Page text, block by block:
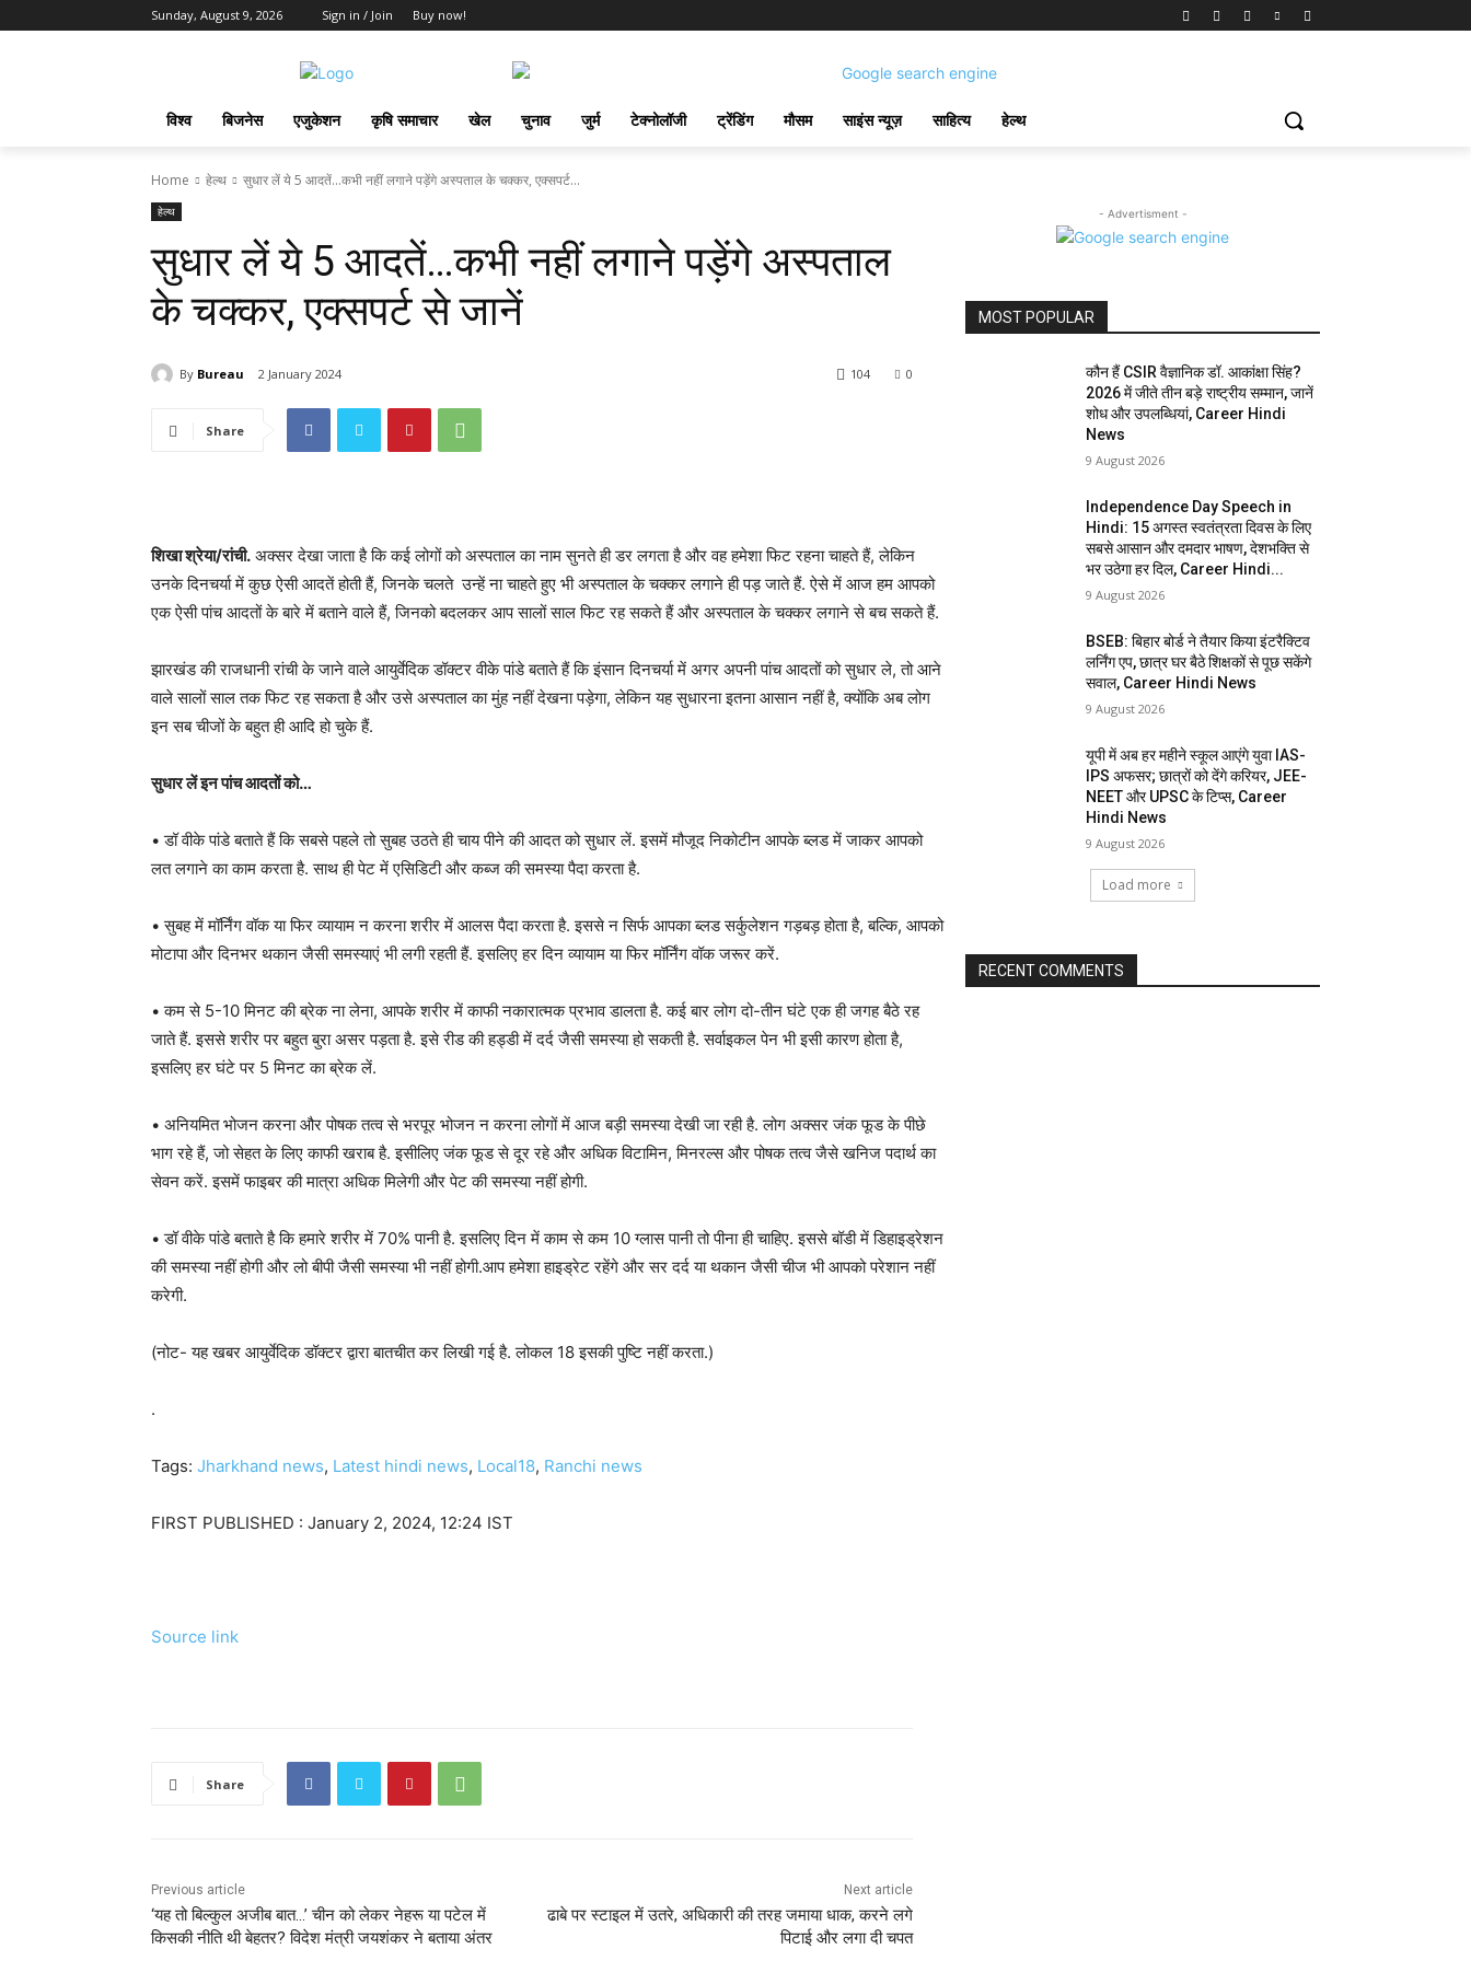
Sunday, August 9, 2026 Sign in / Join Buy now!
विश्व बिजनेस एजुकेशन कृषि समाचार खेल चुनाव जुर्म टेक्नोलॉजी ट्रेंडिंग मौसम साइंस न्यूज़ साहित्य हेल्थ
Home हेल्थ सुधार लें ये 5 आदतें...कभी नहीं लगाने पड़ेंगे अस्पताल के चक्कर, एक्सपर्ट...
हेल्थ
सुधार लें ये 5 आदतें…कभी नहीं लगाने पड़ेंगे अस्पताल
के चक्कर, एक्सपर्ट से जानें
By Bureau 2 January 2024 0
104
Share
शिखा श्रेया/रांची. अक्सर देखा जाता है कि कई लोगों को अस्पताल का नाम सुनते ही डर लगता है और वह हमेशा फिट रहना चाहते हैं, लेकिन
उनके दिनचर्या में कुछ ऐसी आदतें होती हैं, जिनके चलते उन्हें ना चाहते हुए भी अस्पताल के चक्कर लगाने ही पड़ जाते हैं. ऐसे में आज हम आपको
एक ऐसी पांच आदतों के बारे में बताने वाले हैं, जिनको बदलकर आप सालों साल फिट रह सकते हैं और अस्पताल के चक्कर लगाने से बच सकते हैं.
झारखंड की राजधानी रांची के जाने वाले आयुर्वेदिक डॉक्टर वीके पांडे बताते हैं कि इंसान दिनचर्या में अगर अपनी पांच आदतों को सुधार ले, तो आने
वाले सालों साल तक फिट रह सकता है और उसे अस्पताल का मुंह नहीं देखना पड़ेगा, लेकिन यह सुधारना इतना आसान नहीं है, क्योंकि अब लोग
इन सब चीजों के बहुत ही आदि हो चुके हैं.
सुधार लें इन पांच आदतों को…
• डॉ वीके पांडे बताते हैं कि सबसे पहले तो सुबह उठते ही चाय पीने की आदत को सुधार लें. इसमें मौजूद निकोटीन आपके ब्लड में जाकर आपको
लत लगाने का काम करता है. साथ ही पेट में एसिडिटी और कब्ज की समस्या पैदा करता है.
• सुबह में मॉर्निंग वॉक या फिर व्यायाम न करना शरीर में आलस पैदा करता है. इससे न सिर्फ आपका ब्लड सर्कुलेशन गड़बड़ होता है, बल्कि, आपको
मोटापा और दिनभर थकान जैसी समस्याएं भी लगी रहती हैं. इसलिए हर दिन व्यायाम या फिर मॉर्निंग वॉक जरूर करें.
• कम से 5-10 मिनट की ब्रेक ना लेना, आपके शरीर में काफी नकारात्मक प्रभाव डालता है. कई बार लोग दो-तीन घंटे एक ही जगह बैठे रह
जाते हैं. इससे शरीर पर बहुत बुरा असर पड़ता है. इसे रीड की हड्डी में दर्द जैसी समस्या हो सकती है. सर्वाइकल पेन भी इसी कारण होता है,
इसलिए हर घंटे पर 5 मिनट का ब्रेक लें.
• अनियमित भोजन करना और पोषक तत्व से भरपूर भोजन न करना लोगों में आज बड़ी समस्या देखी जा रही है. लोग अक्सर जंक फूड के पीछे
भाग रहे हैं, जो सेहत के लिए काफी खराब है. इसीलिए जंक फूड से दूर रहे और अधिक विटामिन, मिनरल्स और पोषक तत्व जैसे खनिज पदार्थ का
सेवन करें. इसमें फाइबर की मात्रा अधिक मिलेगी और पेट की समस्या नहीं होगी.
• डॉ वीके पांडे बताते है कि हमारे शरीर में 70% पानी है. इसलिए दिन में काम से कम 10 ग्लास पानी तो पीना ही चाहिए. इससे बॉडी में डिहाइड्रेशन
की समस्या नहीं होगी और लो बीपी जैसी समस्या भी नहीं होगी.आप हमेशा हाइड्रेट रहेंगे और सर दर्द या थकान जैसी चीज भी आपको परेशान नहीं
करेगी.
(नोट- यह खबर आयुर्वेदिक डॉक्टर द्वारा बातचीत कर लिखी गई है. लोकल 18 इसकी पुष्टि नहीं करता.)
.
Tags: Jharkhand news, Latest hindi news, Local18, Ranchi news
FIRST PUBLISHED : January 2, 2024, 12:24 IST
Source link
Share
Previous article
‘यह तो बिल्कुल अजीब बात…’ चीन को लेकर नेहरू या पटेल में
किसकी नीति थी बेहतर? विदेश मंत्री जयशंकर ने बताया अंतर
Next article
ढाबे पर स्टाइल में उतरे, अधिकारी की तरह जमाया धाक, करने लगे
पिटाई और लगा दी चपत
- Advertisment -
MOST POPULAR
कौन हैं CSIR वैज्ञानिक डॉ. आकांक्षा सिंह?
2026 में जीते तीन बड़े राष्ट्रीय सम्मान, जानें
शोध और उपलब्धियां, Career Hindi
News
9 August 2026
Independence Day Speech in
Hindi: 15 अगस्त स्वतंत्रता दिवस के लिए
सबसे आसान और दमदार भाषण, देशभक्ति से
भर उठेगा हर दिल, Career Hindi...
9 August 2026
BSEB: बिहार बोर्ड ने तैयार किया इंटरैक्टिव
लर्निंग एप, छात्र घर बैठे शिक्षकों से पूछ सकेंगे
सवाल, Career Hindi News
9 August 2026
यूपी में अब हर महीने स्कूल आएंगे युवा IAS-
IPS अफसर; छात्रों को देंगे करियर, JEE-
NEET और UPSC के टिप्स, Career
Hindi News
9 August 2026
Load more
RECENT COMMENTS